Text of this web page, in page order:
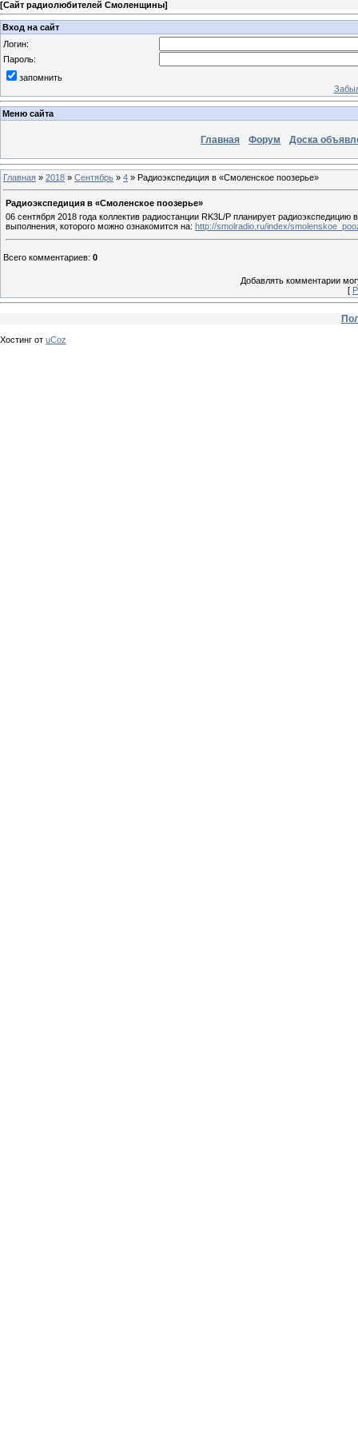
[Сайт радиолюбителей Смоленщины]
Вход на сайт
Логин:
Пароль:
запомнить
Меню сайта
Главная Форум Доска
Главная » 2018 » Сентябрь » 4 » Радиоэкспедиция в «Смоленское поозерье»
Радиоэкспедиция в «Смоленское поозерье»
06 сентября 2018 года коллектив радиостанции RK3L/P планирует
выполнения, которого можно ознакомится на: http://smolradio.ru/index/
Всего комментариев: 0
Добавлять комментарии
[
Хостинг от uCoz